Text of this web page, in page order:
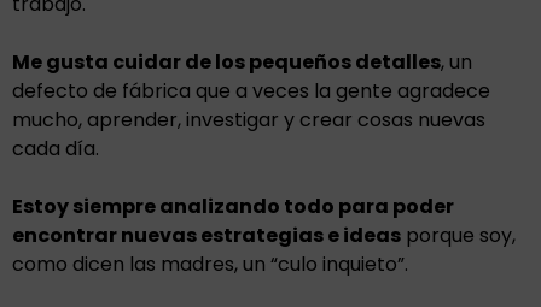
Me gusta cuidar de los pequeños detalles, un
defecto de fábrica que a veces la gente agradece
mucho, aprender, investigar y crear cosas nuevas
cada día.
Estoy siempre analizando todo para poder
encontrar nuevas estrategias e ideas porque soy,
como dicen las madres, un “culo inquieto”.